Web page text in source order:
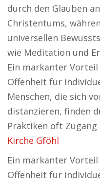
durch den Glauben
Christentums,
universellen
wie Meditation und
Ein markanter
Offenheit für
Menschen, die sich
distanzieren, finden
Praktiken oft
Kirche Gföhl
Ein markanter
Offenheit für